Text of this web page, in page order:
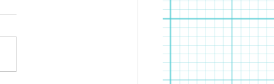
理実習 たこ焼き